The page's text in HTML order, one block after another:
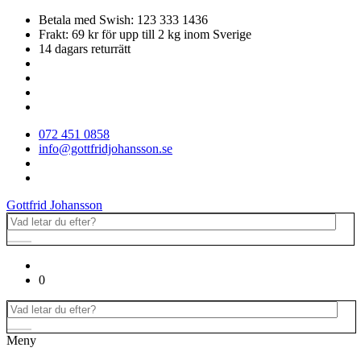
Betala med Swish: 123 333 1436
Frakt: 69 kr för upp till 2 kg inom Sverige
14 dagars returrätt
072 451 0858
info@gottfridjohansson.se
Gottfrid Johansson
0
Meny